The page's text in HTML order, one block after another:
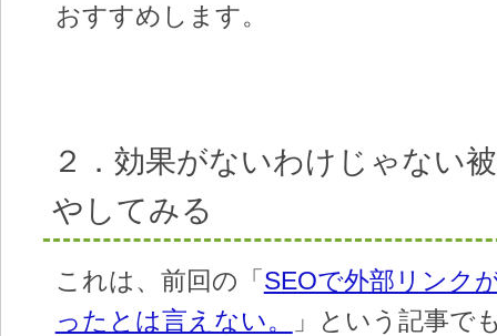
おすすめします。
２．効果がないわけじゃない
やしてみる
これは、前回の「SEOで外部リンク
ったとは言えない。
」という記事で